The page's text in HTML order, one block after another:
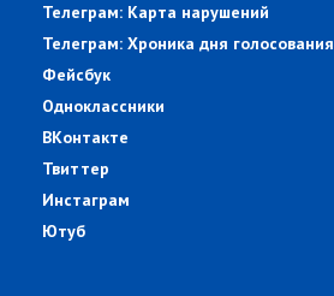
Телеграм: Карта нарушений
Телеграм: Хроника дня голосования
Фейсбук
Одноклассники
ВКонтакте
Твиттер
Инстаграм
Ютуб